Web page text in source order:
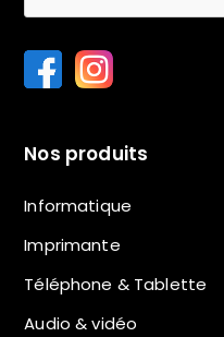
Nos produits
Informatique
Imprimante
Téléphone & Tablette
Audio & vidéo